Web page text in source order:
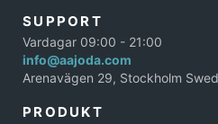
SUPPORT
Vardagar 09:00 - 21:00
info@aajoda.com
Arenavägen 29, Stockholm
PRODUKT